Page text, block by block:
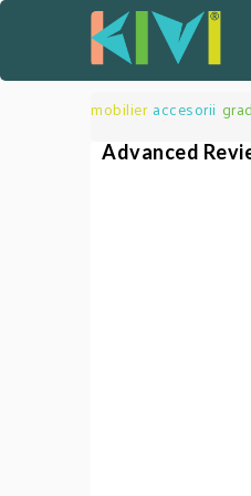
mobilier accesorii
Advanced